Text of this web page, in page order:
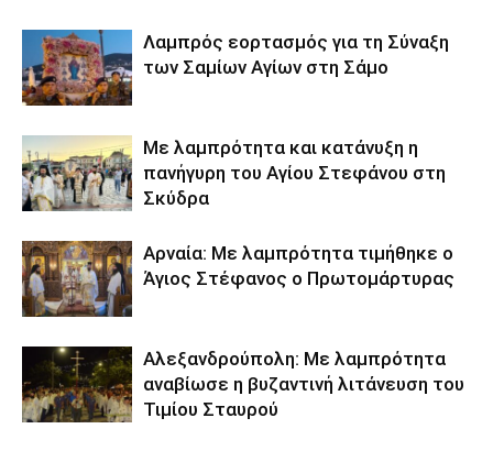
Λαμπρός εορτασμός για τη Σύναξη
των Σαμίων Αγίων στη Σάμο
Με λαμπρότητα και κατάνυξη η
πανήγυρη του Αγίου Στεφάνου στη
Σκύδρα
Αρναία: Με λαμπρότητα τιμήθηκε ο
Άγιος Στέφανος ο Πρωτομάρτυρας
Αλεξανδρούπολη: Με λαμπρότητα
αναβίωσε η βυζαντινή λιτάνευση του
Τιμίου Σταυρού